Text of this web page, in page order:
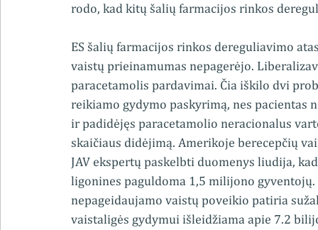
rodo, kad kitų šalių farmacijos rinkos
ES šalių farmacijos rinkos dereguliavimo
vaistų prieinamumas nepagerėjo.
paracetamolis pardavimai. Čia iškilo dvi
reikiamo gydymo paskyrimą, nes
ir padidėjęs paracetamolio neracionalus
skaičiaus didėjimą. Amerikoje berecepčių
JAV ekspertų paskelbti duomenys liudija,
ligonines paguldoma 1,5 milijono
nepageidaujamo vaistų poveikio patiria
vaistaligės gydymui išleidžiama apie 7.2